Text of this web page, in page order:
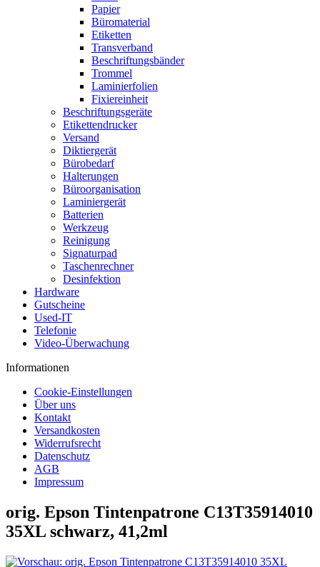
Papier
Büromaterial
Etiketten
Transverband
Beschriftungsbänder
Trommel
Laminierfolien
Fixiereinheit
Beschriftungsgeräte
Etikettendrucker
Versand
Diktiergerät
Bürobedarf
Halterungen
Büroorganisation
Laminiergerät
Batterien
Werkzeug
Reinigung
Signaturpad
Taschenrechner
Desinfektion
Hardware
Gutscheine
Used-IT
Telefonie
Video-Überwachung
Informationen
Cookie-Einstellungen
Über uns
Kontakt
Versandkosten
Widerrufsrecht
Datenschutz
AGB
Impressum
orig. Epson Tintenpatrone C13T35914010
35XL schwarz, 41,2ml